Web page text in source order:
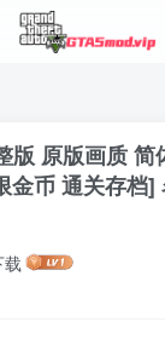
版 原版画质
金币 通关存档]